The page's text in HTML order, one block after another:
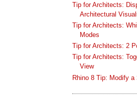
Tip for Architects:
Architectural
Tip for Architects:
Modes
Tip for Architects: 2
Tip for Architects:
View
Rhino 8 Tip: Modify